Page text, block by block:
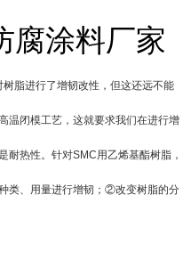
树脂进行了增韧改性，但这还远不能
温闭模工艺，这就要求我们在进行增
耐热性。针对SMC用乙烯基酯树脂，
类、用量进行增韧；②改变树脂的分